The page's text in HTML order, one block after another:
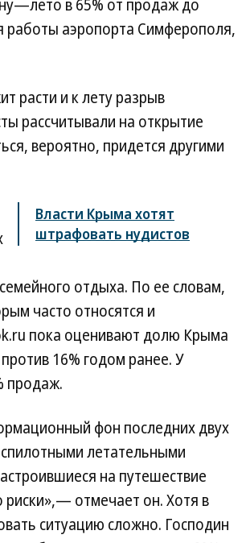
в 65% от продаж до
работы аэропорта Симферополя,
расти и к лету разрыв
рассчитывали на открытие
вероятно, придется другими
Власти Крыма хотят
штрафовать нудистов
отдыха. По ее словам,
часто относятся и
пока оценивают долю Крыма
16% годом ранее. У
продаж.
фон последних двух
летательными
на путешествие
риски»,— отмечает он. Хотя в
ситуацию сложно. Господин